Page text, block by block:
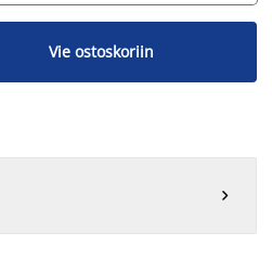
Vie ostoskoriin
